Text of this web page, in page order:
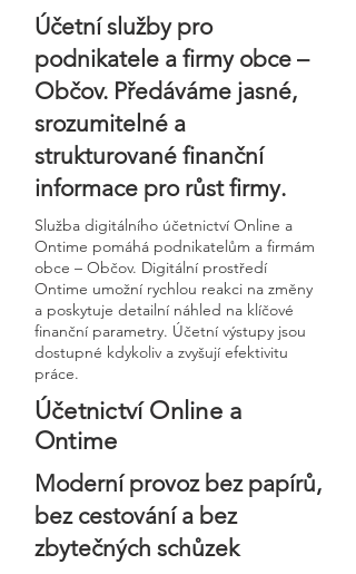
Účetní služby pro
podnikatele a firmy obce –
Občov. Předáváme jasné,
srozumitelné a
strukturované finanční
informace pro růst firmy.
Služba digitálního účetnictví Online a
Ontime pomáhá podnikatelům a firmám
obce – Občov. Digitální prostředí
Ontime umožní rychlou reakci na změny
a poskytuje detailní náhled na klíčové
finanční parametry. Účetní výstupy jsou
dostupné kdykoliv a zvyšují efektivitu
práce.
Účetnictví Online a
Ontime
Moderní provoz bez papírů,
bez cestování a bez
zbytečných schůzek